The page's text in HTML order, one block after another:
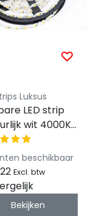
Luksus
LED strip
wit 4000K
9,6 W 120
p/mbeschikbaar
Excl. btw
Bekijken